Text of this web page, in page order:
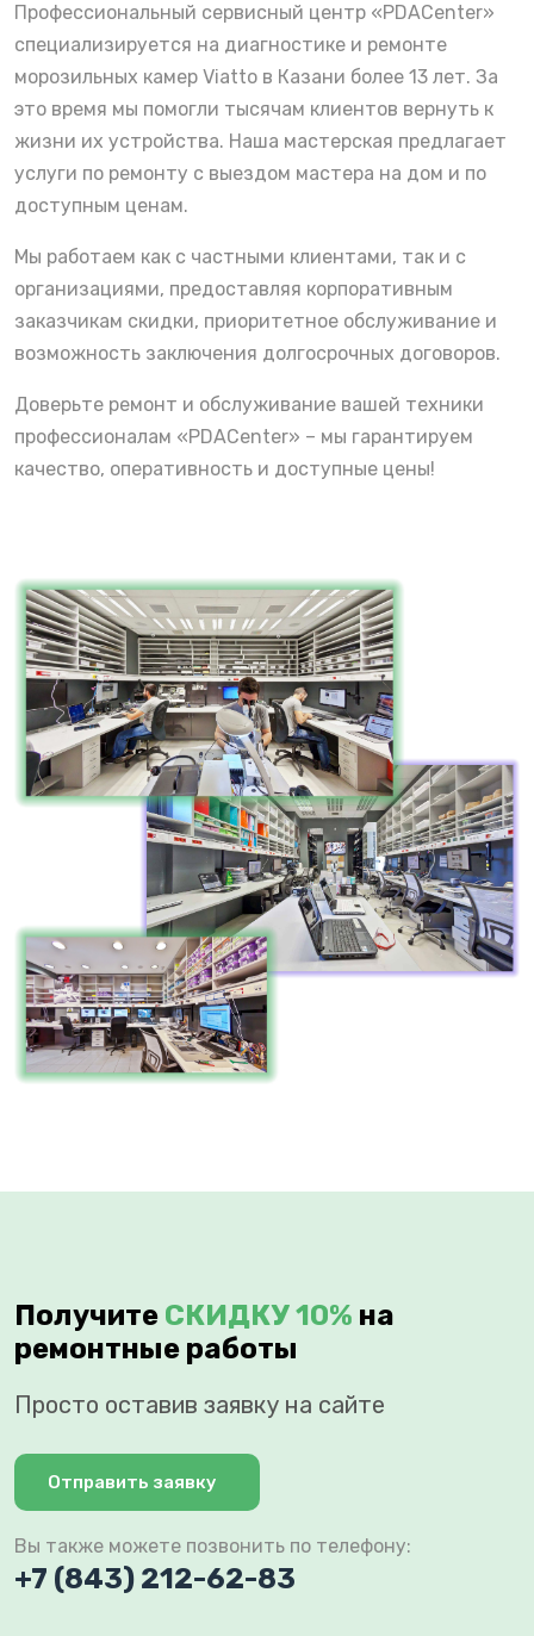
Профессиональный сервисный центр «PDACenter»
специализируется на диагностике и ремонте
морозильных камер Viatto в Казани более 13 лет. За
это время мы помогли тысячам клиентов вернуть к
жизни их устройства. Наша мастерская предлагает
услуги по ремонту с выездом мастера на дом и по
доступным ценам.
Мы работаем как с частными клиентами, так и с
организациями, предоставляя корпоративным
заказчикам скидки, приоритетное обслуживание и
возможность заключения долгосрочных договоров.
Доверьте ремонт и обслуживание вашей техники
профессионалам «PDACenter» – мы гарантируем
качество, оперативность и доступные цены!
Получите СКИДКУ 10% на
ремонтные работы
Просто оставив заявку на сайте
Отправить заявку
Вы также можете позвонить по телефону:
+7 (843) 212-62-83